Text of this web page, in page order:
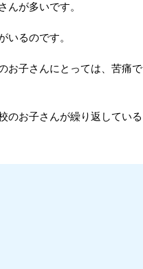
んが多いです。
いるのです。
お子さんにとっては、苦痛で
のお子さんが繰り返している